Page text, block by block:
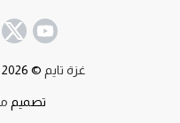
غزة تايم © 2026 جميع الحقوق محفوظة.
تصميم